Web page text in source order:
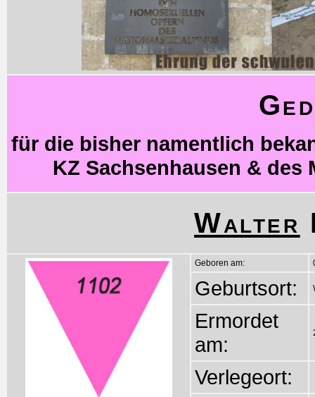
für die bisher namentlich
KZ Sachsenhausen & des
Walter
Geboren am:
Geburtsort:
Ermordet
am:
Verlegeort: